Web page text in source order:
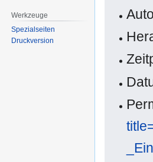
Werkzeuge
Spezialseiten
Druckversion